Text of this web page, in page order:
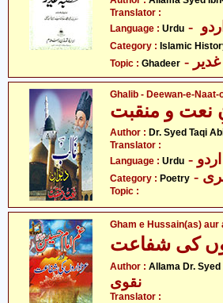
Translator :
Language : Urdu
Category : Islamic
Topic : Ghadeer - غدیر
Ghalib - Deewan-e-Naat-
نعت و منقبت
Author : Dr. Syed Taqi
Translator :
Language : Urdu - اردو
Category : Poetry
Topic :
Gham e Hussain(as)
کی شفاعت
Author : Allama Dr.
نقوی
Translator :